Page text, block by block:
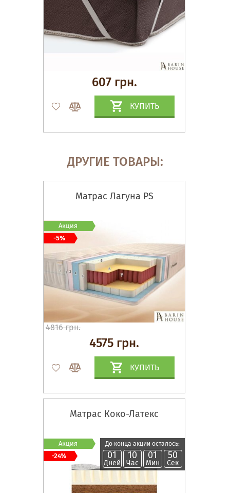
607 грн.
КУПИТЬ
ДРУГИЕ ТОВАРЫ:
Матрас Лагуна PS
4816 грн.
4575 грн.
КУПИТЬ
Акция
-5%
Матрас Коко-Латекс
До конца акции осталось:
01
Дней
10
Час
01
Мин
49
Сек
Акция
-24%